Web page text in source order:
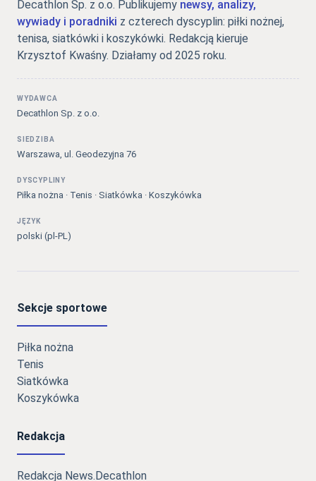
Decathlon Sp. z o.o. Publikujemy newsy, analizy,
wywiady i poradniki z czterech dyscyplin: piłki nożnej,
tenisa, siatkówki i koszykówki. Redakcją kieruje
Krzysztof Kwaśny. Działamy od 2025 roku.
WYDAWCA
Decathlon Sp. z o.o.
SIEDZIBA
Warszawa, ul. Geodezyjna 76
DYSCYPLINY
Piłka nożna · Tenis · Siatkówka · Koszykówka
JĘZYK
polski (pl-PL)
Sekcje sportowe
Piłka nożna
Tenis
Siatkówka
Koszykówka
Redakcja
Redakcja News.Decathlon